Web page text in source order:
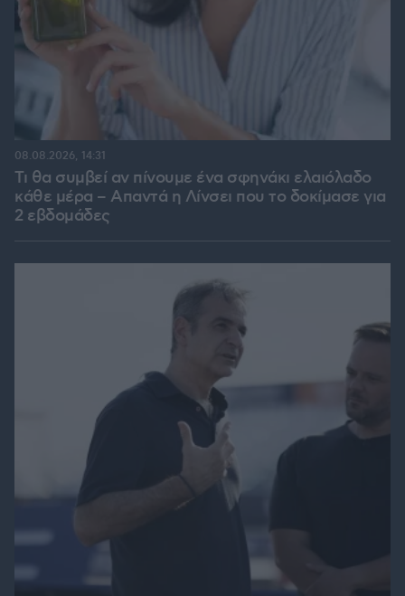
Τι θα συμβεί αν πίνουμε ένα σφηνάκι ελαιόλαδο
κάθε μέρα – Απαντά η Λίνσει που το δοκίμασε για
2 εβδομάδες
08.08.2026, 14:31